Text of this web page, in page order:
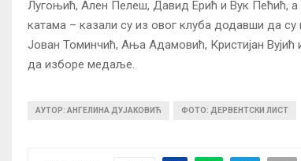
Лугоњић, Ален Пелеш, Давид Ерић и Вук Пећић, а
катама – казали су из овог клуба додавши да су
Јован Томинчић, Ања Адамовић, Кристијан Вујић
да изборе медаље.
АУТОР: АНГЕЛИНА ДУЈАКОВИЋ ФОТО: ДЕРВЕНТСКИ ЛИСТ